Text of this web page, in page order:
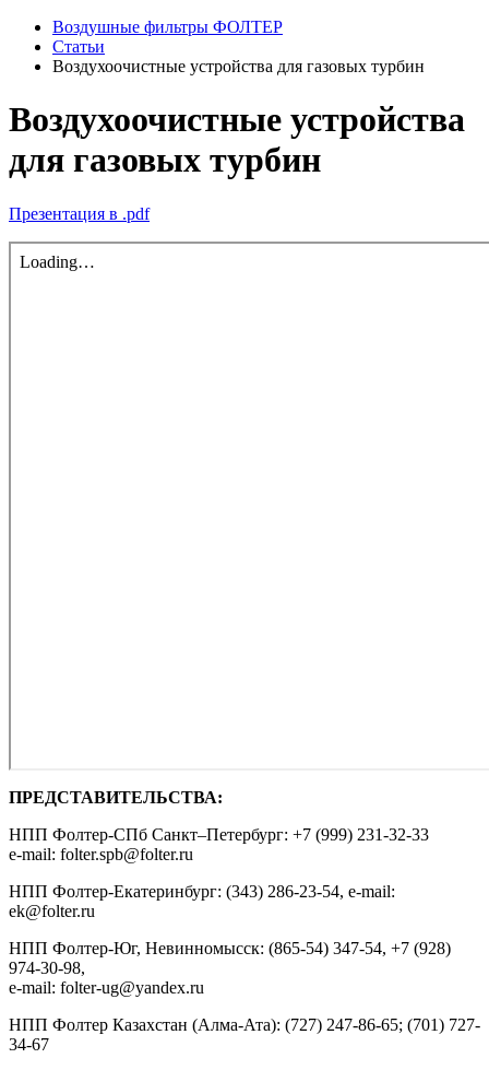
Воздушные фильтры ФОЛТЕР
Статьи
Воздухоочистные устройства для газовых турбин
Воздухоочистные устройства
для газовых турбин
Презентация в .pdf
ПРЕДСТАВИТЕЛЬСТВА:
НПП Фолтер-СПб Санкт–Петербург: +7 (999) 231-32-33
e-mail: folter.spb@folter.ru
НПП Фолтер-Екатеринбург: (343) 286-23-54, e-mail:
ek@folter.ru
НПП Фолтер-Юг, Невинномысск: (865-54) 347-54, +7 (928)
974-30-98,
e-mail: folter-ug@yandex.ru
НПП Фолтер Казахстан (Алма-Ата): (727) 247-86-65; (701) 727-
34-67